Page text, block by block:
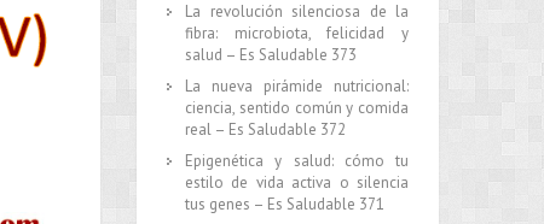
La revolución silenciosa de la
fibra: microbiota, felicidad y
salud – Es Saludable 373
La nueva pirámide nutricional:
ciencia, sentido común y comida
real – Es Saludable 372
Epigenética y salud: cómo tu
estilo de vida activa o silencia
tus genes – Es Saludable 371